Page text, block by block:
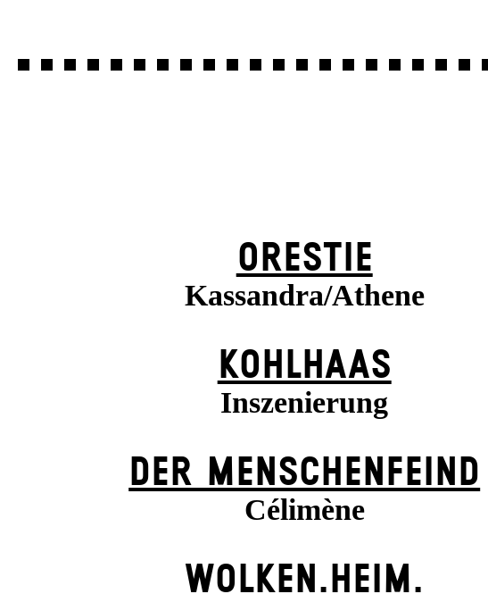
ORESTIE
Kassandra/Athene
KOHLHAAS
Inszenierung
DER MENSCHENFEIND
Célimène
WOLKEN.HEIM.